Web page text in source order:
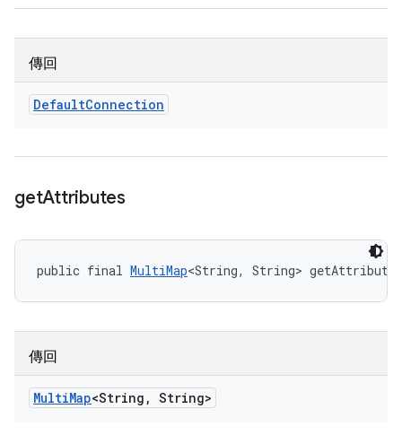
傳回
DefaultConnection
getAttributes
public final MultiMap<String, String>
傳回
MultiMap<String , String>